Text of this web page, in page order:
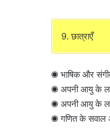
9. छात्राएँ
◉ भाषिक और
◉ अपनी आयु के
◉ अपनी आयु के
◉ गणित के सवाल